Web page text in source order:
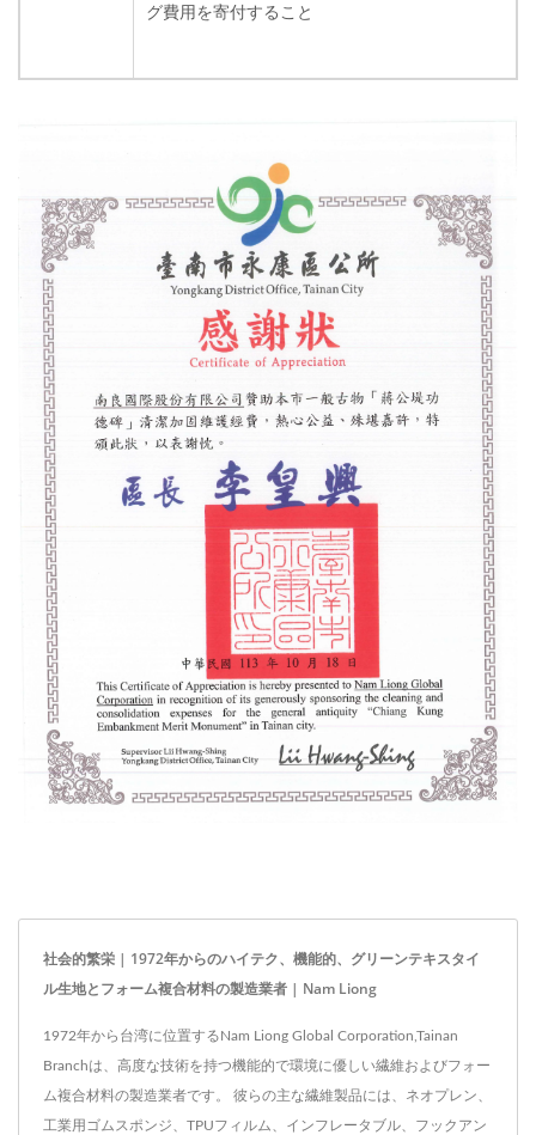
グ費用を寄付すること
社会的繁栄 | 1972年からのハイテク、機能的、グリーンテキスタイ
ル生地とフォーム複合材料の製造業者 | Nam Liong
1972年から台湾に位置するNam Liong Global Corporation,Tainan
Branchは、高度な技術を持つ機能的で環境に優しい繊維およびフォー
ム複合材料の製造業者です。 彼らの主な繊維製品には、ネオプレン、
工業用ゴムスポンジ、TPUフィルム、インフレータブル、フックアン